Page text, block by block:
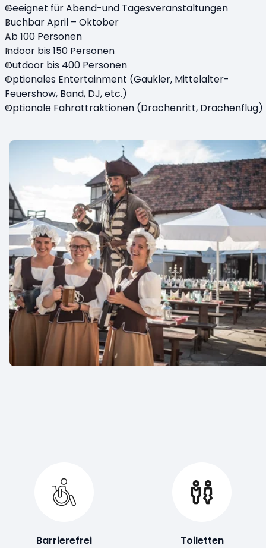
Geeignet für Abend-und Tagesveranstaltungen
Buchbar April – Oktober
Ab 100 Personen
Indoor bis 150 Personen
Outdoor bis 400 Personen
Optionales Entertainment (Gaukler, Mittelalter-
Feuershow, Band, DJ, etc.)
Optionale Fahrattraktionen (Drachenritt, Drachenflug)
Barrierefrei Toiletten